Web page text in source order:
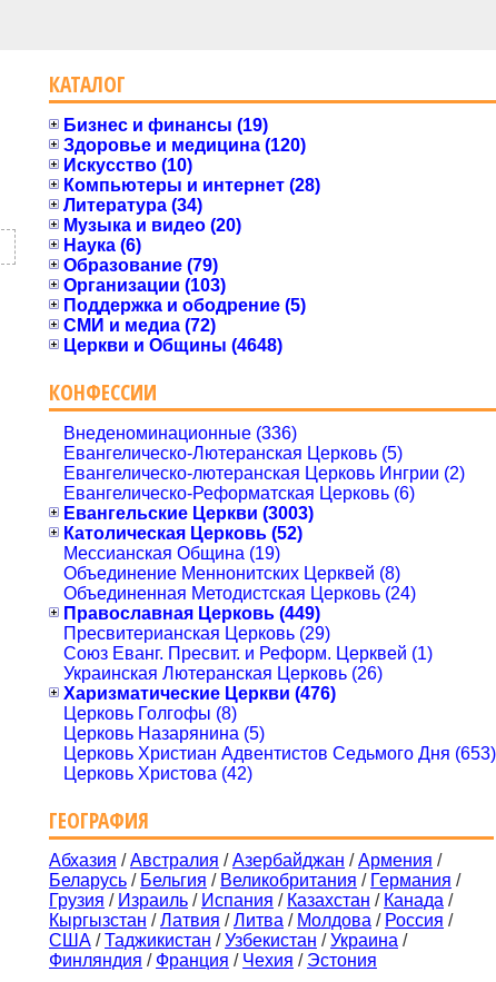
КАТАЛОГ
Бизнес и финансы (19)
Здоровье и медицина (120)
Искусство (10)
Компьютеры и интернет (28)
Литература (34)
Музыка и видео (20)
Наука (6)
Образование (79)
Организации (103)
Поддержка и ободрение (5)
СМИ и медиа (72)
Церкви и Общины (4648)
КОНФЕССИИ
Внеденоминационные (336)
Евангелическо-Лютеранская Церковь (5)
Евангелическо-лютеранская Церковь Ингрии (2)
Евангелическо-Реформатская Церковь (6)
Евангельские Церкви (3003)
Католическая Церковь (52)
Мессианская Община (19)
Объединение Меннонитских Церквей (8)
Объединенная Методистская Церковь (24)
Православная Церковь (449)
Пресвитерианская Церковь (29)
Союз Еванг. Пресвит. и Реформ. Церквей (1)
Украинская Лютеранская Церковь (26)
Харизматические Церкви (476)
Церковь Голгофы (8)
Церковь Назарянина (5)
Церковь Христиан Адвентистов Седьмого Дня (653)
Церковь Христова (42)
ГЕОГРАФИЯ
Абхазия /Австралия /Азербайджан /Армения /
Беларусь / Бельгия / Великобритания / Германия /
Грузия / Израиль / Испания / Казахстан / Канада /
Кыргызстан /Латвия /Литва / Молдова / Россия /
США /Таджикистан /Узбекистан /Украина /
Финляндия / Франция / Чехия / Эстония